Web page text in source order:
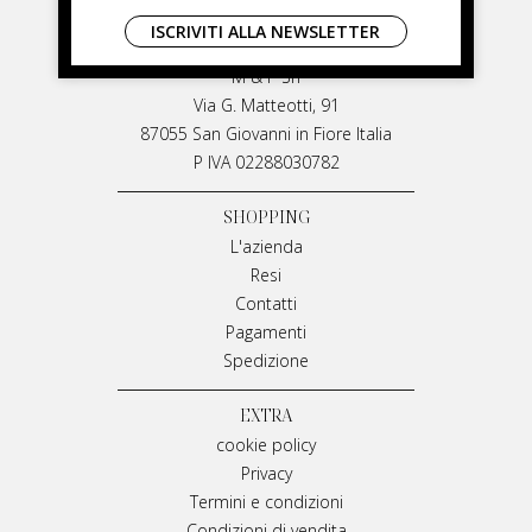
LIVIANA MIRARCHI
M & P Srl
Via G. Matteotti, 91
87055 San Giovanni in Fiore Italia
P IVA 02288030782
SHOPPING
L'azienda
Resi
Contatti
Pagamenti
Spedizione
EXTRA
cookie policy
Privacy
Termini e condizioni
ISCRIVITI ALLA NEWSLETTER